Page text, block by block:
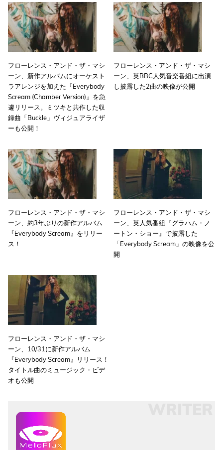
フローレンス・アンド・ザ・マシ
ーン、新作アルバムにオーケスト
ラアレンジを加えた『Everybody
Scream (Chamber Version)』を急
遽リリース。ミツキと共作した収
録曲「Buckle」ヴィジュアライザ
ーも公開！
フローレンス・アンド・ザ・マシ
ーン、英BBC人気音楽番組に出演
し披露した2曲の映像が公開
フローレンス・アンド・ザ・マシ
ーン、約3年ぶりの新作アルバム
『Everybody Scream』をリリー
ス！
フローレンス・アンド・ザ・マシ
ーン、英人気番組『グラハム・ノ
ートン・ショー』で披露した
「Everybody Scream」の映像を公
開
フローレンス・アンド・ザ・マシ
ーン、10/31に新作アルバム
『Everybody Scream』リリース！
タイトル曲のミュージック・ビデ
オも公開